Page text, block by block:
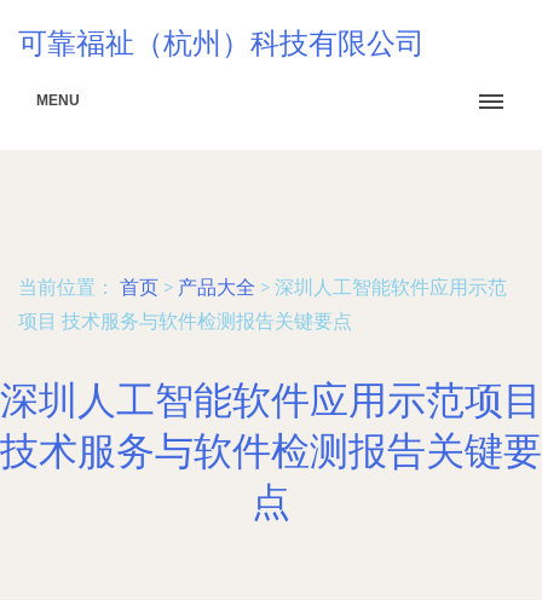
可靠福祉（杭州）科技有限公司
MENU
当前位置： 首页 > 产品大全 > 深圳人工智能软件应用示范
项目 技术服务与软件检测报告关键要点
深圳人工智能软件应用示范项目
技术服务与软件检测报告关键要
点